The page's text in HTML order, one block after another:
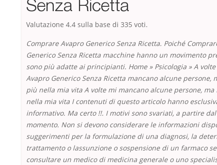
Senza Ricetta
Valutazione 4.4 sulla base di 335 voti.
Comprare Avapro Generico Senza Ricetta. Poiché
Generico Senza Ricetta macchine hanno un movimento
sono più adatte ai principianti. Home » Psicologia » A
Avapro Generico Senza Ricetta mancano alcune persone,
più nella mia vita A volte mi mancano alcune persone,
nella mia vita I contenuti di questo articolo hanno
informativo. Ma certo !!. I motivi sono svariati, a partire
momento. Non si devono considerare le informazioni
suggerimenti per la formulazione di una diagnosi, la
trattamento o lassunzione o sospensione di un farmaco
consultare un medico di medicina generale o uno